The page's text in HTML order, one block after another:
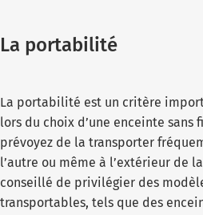
La portabilité
La portabilité est un critère
lors du choix d’une enceinte
prévoyez de la transporter
l’autre ou même à l’extérieur de
conseillé de privilégier des
transportables, tels que des